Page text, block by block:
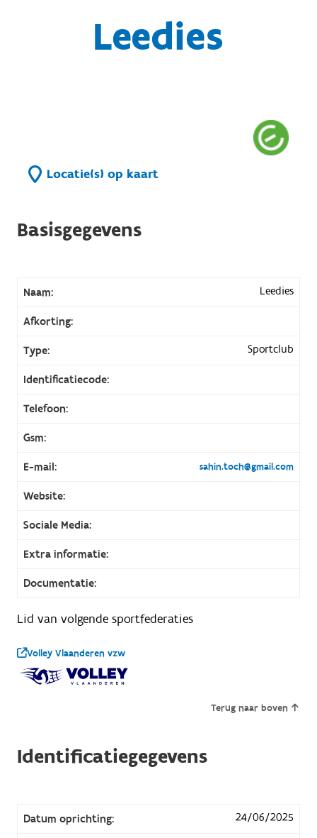
Leedies
Locatie(s) op kaart
Basisgegevens
Naam: Leedies
Afkorting:
Type: Sportclub
Identificatiecode:
Telefoon:
Gsm:
E-mail: sahin.toch@gmail.com
Website:
Sociale Media:
Extra informatie:
Documentatie:
Lid van volgende sportfederaties
Volley Vlaanderen vzw
Terug naar boven
Identificatiegegevens
Datum oprichting: 24/06/2025